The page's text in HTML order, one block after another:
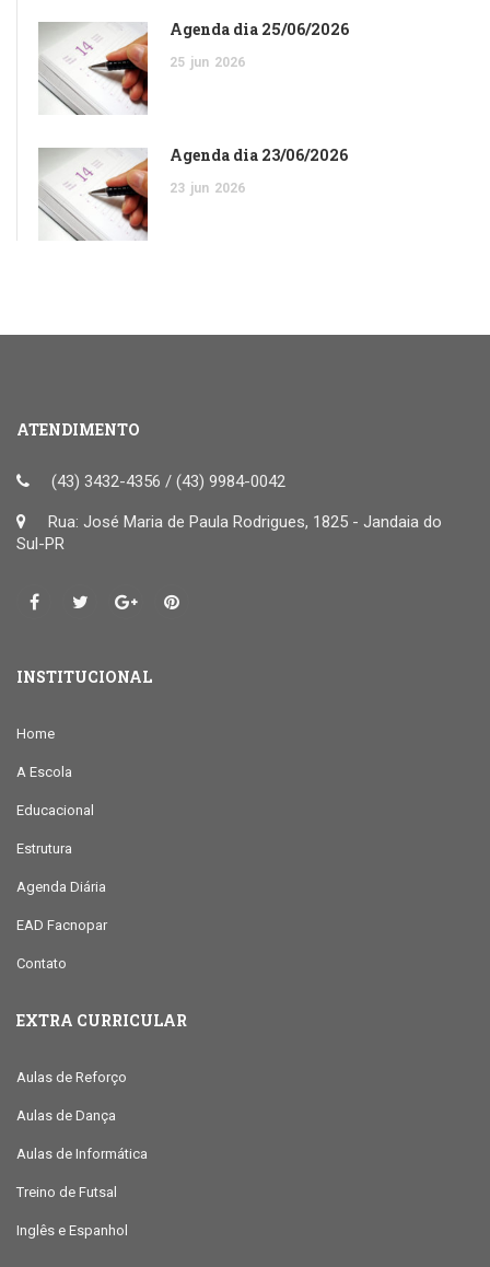
Agenda dia 25/06/2026
25 jun 2026
Agenda dia 23/06/2026
23 jun 2026
ATENDIMENTO
(43) 3432-4356 / (43) 9984-0042
Rua: José Maria de Paula Rodrigues, 1825 - Jandaia do
Sul-PR
INSTITUCIONAL
Home
A Escola
Educacional
Estrutura
Agenda Diária
EAD Facnopar
Contato
EXTRA CURRICULAR
Aulas de Reforço
Aulas de Dança
Aulas de Informática
Treino de Futsal
Inglês e Espanhol